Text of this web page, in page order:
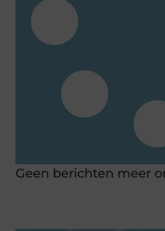
Geen berichten meer